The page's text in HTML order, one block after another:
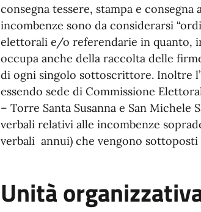
consegna tessere, stampa e
incombenze sono da considerarsi
elettorali e/o referendarie in quanto,
occupa anche della raccolta delle
di ogni singolo sottoscrittore. Inoltre
essendo sede di Commissione
– Torre Santa Susanna e San
verbali relativi alle incombenze
verbali annui) che vengono sottoposti
Unità